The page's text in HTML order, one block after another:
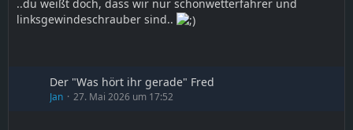
..du weißt doch, dass wir nur schönwetterfahrer und
linksgewindeschrauber sind..
Der "Was hört ihr gerade" Fred
Jan 27. Mai 2026 um 17:52